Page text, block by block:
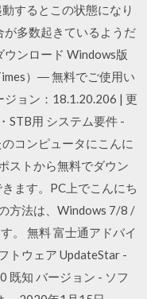
するとこの状態になり
多数起きているようだ
ンロード Windows版
）― 無料でご使用い
ジョン：18.1.20.206 | 更
STB用 システム要件 -
コンピュータにこんに
ストから無料でダウン
ます。PC上でこんにち
方法は、Windows 7/8 /
。 無料 富士通アドバイ
トウェア UpdateStar -
既知 バージョン - ソフ